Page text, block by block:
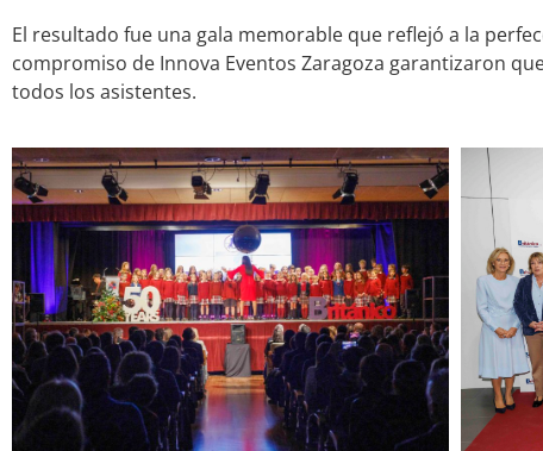
El resultado fue una gala memorable que reflejó a la
compromiso de Innova Eventos Zaragoza garantizaron
todos los asistentes.